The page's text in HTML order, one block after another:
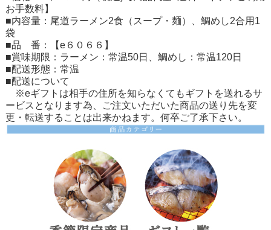
お手数料】
■内容量：尾道ラーメン2食（スープ・麺）、鯛めし2合用1
袋
■品 番：【e６０６６】
■賞味期限：ラーメン：常温50日、鯛めし：常温120日
■配送形態：常温
■配送について
※eギフトは相手の住所を知らなくてもギフトを送れるサ
ービスとなります為、ご注文いただいた商品の送り先を変
更・転送することは出来かねます。何卒ご了承下さい。